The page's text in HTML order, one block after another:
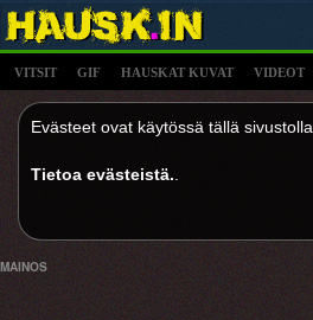
VITSIT GIF HAUSKAT KUVAT VIDEOT
Evästeet ovat käytössä tällä sivustolla.
Tietoa evästeistä.
MAINOS